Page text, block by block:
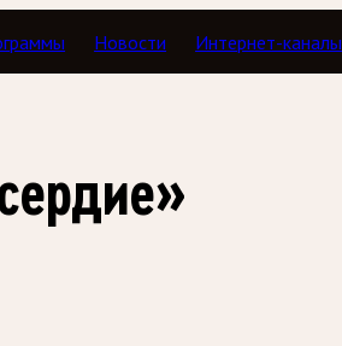
Новости Интернет-каналы